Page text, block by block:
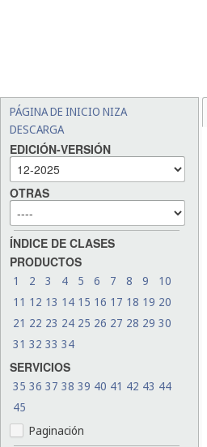
PÁGINA DE INICIO NIZA
DESCARGA
EDICIÓN-VERSIÓN
OTRAS
ÍNDICE DE CLASES
PRODUCTOS
1 2 3 4 5 6 7 8 9
10
11 12 13 14 15 16 17 18 19 20
21 22 23 24 25 26 27 28 29 30
31 32 33 34
SERVICIOS
35 36 37 38 39 40 41 42 43 44
45
Paginación